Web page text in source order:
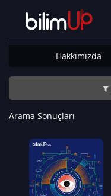
Hakkımızda
Arama Sonuçları